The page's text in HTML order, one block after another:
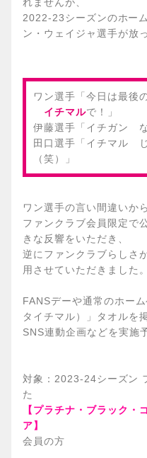
2022-23シーズンのホー
ン・ウェイジャ選手が放
ワン選手「今日は最後
イチマルで！」
伊藤選手「イチガン な
田口選手「イチマル
（笑）」
ワン選手の言い間違いか
ファンクラブ会員限定で
きな反響をいただき、
逆にファンクラブらしさ
用させていただきました。
FANSデーや通常のホー
タイチマル）」タオルを
SNS連動企画などを実施
対象：2023-24シーズン
た
【プラチナ・ブラック・
ア】
会員の方